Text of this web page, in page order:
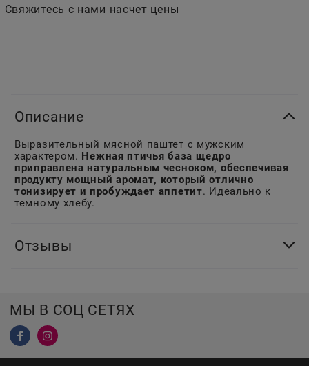
Свяжитесь с нами насчет цены
Описание
Выразительный мясной паштет с мужским
характером. Нежная птичья база щедро
приправлена натуральным чесноком, обеспечивая
продукту мощный аромат, который отлично
тонизирует и пробуждает аппетит. Идеально к
темному хлебу.
Отзывы
МЫ В СОЦ СЕТЯХ